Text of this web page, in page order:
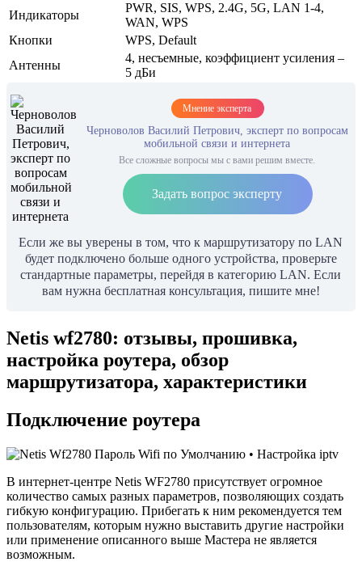
Индикаторы
PWR, SIS, WPS, 2.4G, 5G, LAN 1-4,
WAN, WPS
Кнопки
WPS, Default
Антенны
4, несъемные, коэффициент усиления –
5 дБи
Мнение эксперта
Черноволов Василий Петрович, эксперт по вопросам
мобильной связи и интернета
Все сложные вопросы мы с вами решим вместе.
Задать вопрос эксперту
Если же вы уверены в том, что к маршрутизатору по LAN
будет подключено больше одного устройства, проверьте
стандартные параметры, перейдя в категорию LAN. Если
вам нужна бесплатная консультация, пишите мне!
Netis wf2780: отзывы, прошивка,
настройка роутера, обзор
маршрутизатора, характеристики
Подключение роутера
В интернет-центре Netis WF2780 присутствует огромное
количество самых разных параметров, позволяющих создать
гибкую конфигурацию. Прибегать к ним рекомендуется тем
пользователям, которым нужно выставить другие настройки
или применение описанного выше Мастера не является
возможным.